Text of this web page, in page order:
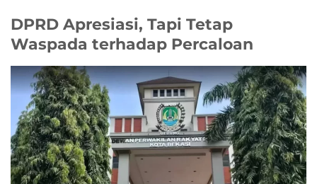
DPRD Apresiasi, Tapi Tetap
Waspada terhadap Percaloan